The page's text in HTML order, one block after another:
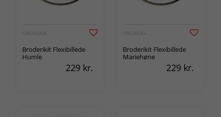
ORCHIDEA
Broderikit Flexibillede
Humle
229 kr.
ORCHIDEA
Broderikit Flexibillede
Mariehøne
229 kr.